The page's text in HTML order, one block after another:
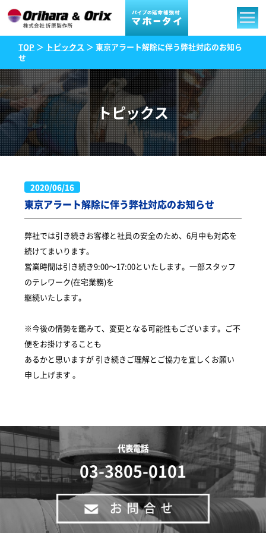
TOP ＞ トピックス ＞ 東京アラート解除に伴う弊社対応のお知ら
せ
トピックス
2020/06/16
東京アラート解除に伴う弊社対応のお知らせ
弊社では引き続きお客様と社員の安全のため、6月中も対応を
続けてまいります。
営業時間は引き続き9:00～17:00といたします。一部スタッフ
のテレワーク(在宅業務)を
継続いたします。
※今後の情勢を鑑みて、変更となる可能性もございます。ご不
便をお掛けすることも
あるかと思いますが 引き続きご理解とご協力を宜しくお願い
申し上げます 。
代表電話
03-3805-0101